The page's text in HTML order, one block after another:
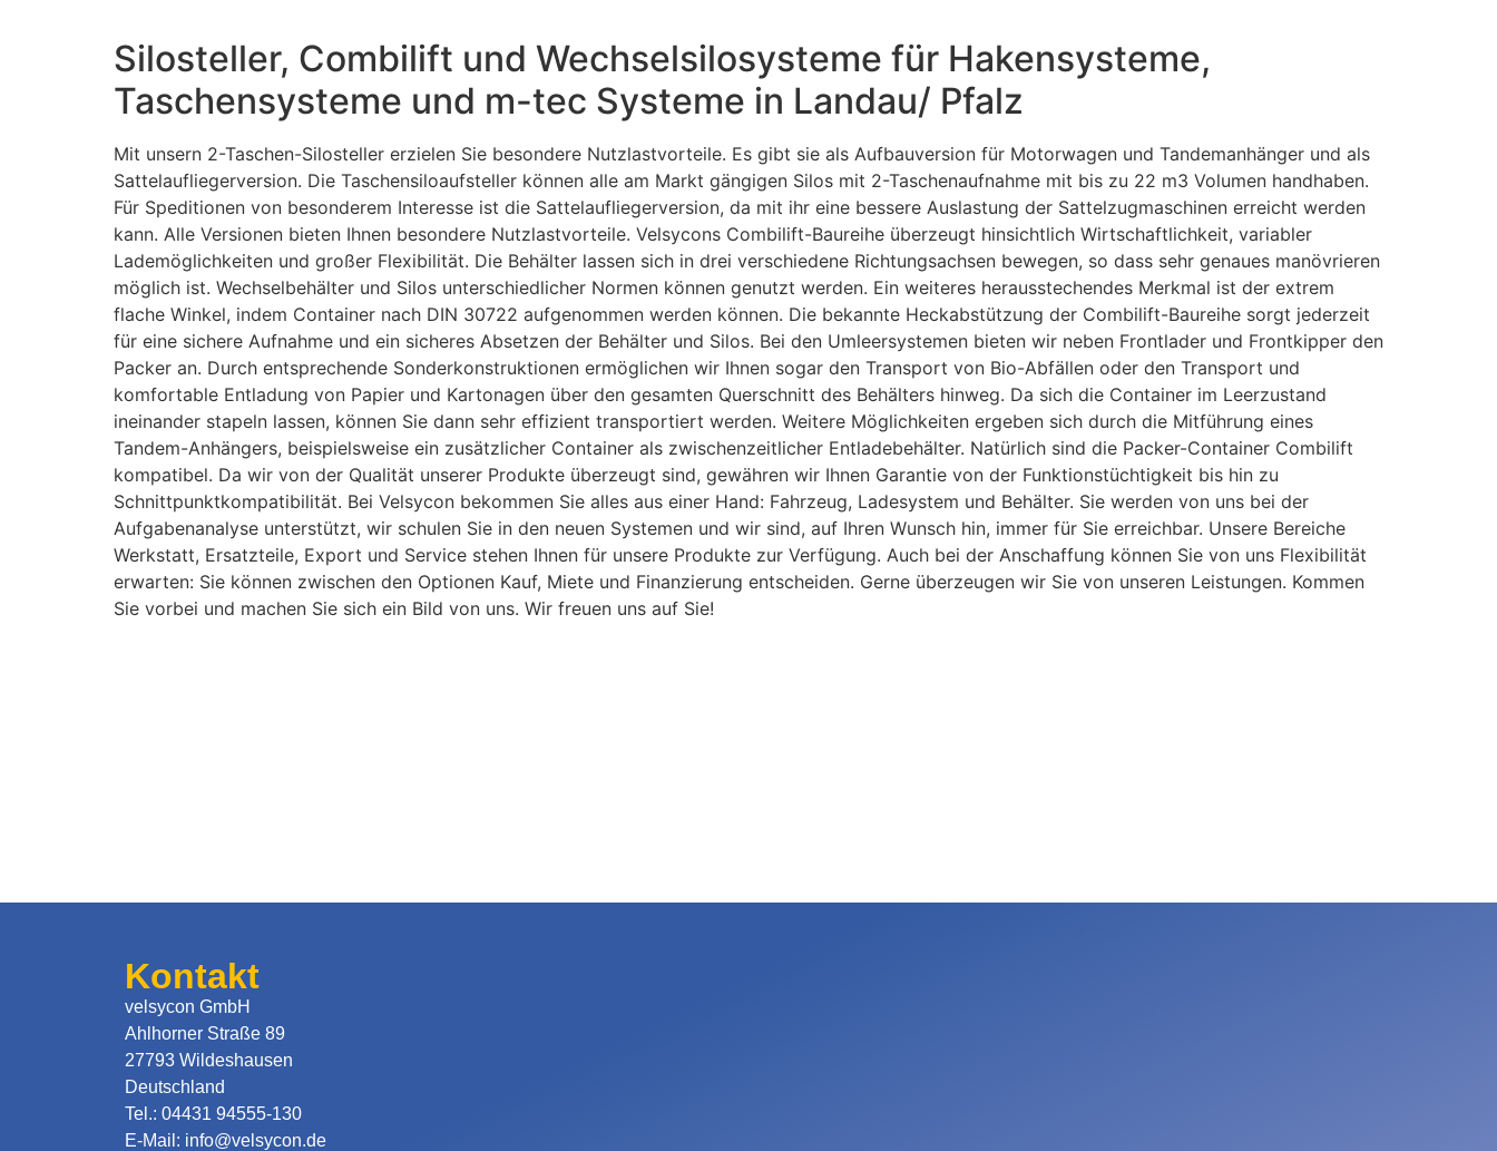
Silosteller, Combilift und Wechselsilosysteme für Hakensysteme,
Taschensysteme und m-tec Systeme in Landau/ Pfalz
Mit unsern 2-Taschen-Silosteller erzielen Sie besondere Nutzlastvorteile. Es gibt sie als Aufbauversion für Motorwagen und Tandemanhänger und als
Sattelaufliegerversion. Die Taschensiloaufsteller können alle am Markt gängigen Silos mit 2-Taschenaufnahme mit bis zu 22 m3 Volumen handhaben.
Für Speditionen von besonderem Interesse ist die Sattelaufliegerversion, da mit ihr eine bessere Auslastung der Sattelzugmaschinen erreicht werden
kann. Alle Versionen bieten Ihnen besondere Nutzlastvorteile. Velsycons Combilift-Baureihe überzeugt hinsichtlich Wirtschaftlichkeit, variabler
Lademöglichkeiten und großer Flexibilität. Die Behälter lassen sich in drei verschiedene Richtungsachsen bewegen, so dass sehr genaues manövrieren
möglich ist. Wechselbehälter und Silos unterschiedlicher Normen können genutzt werden. Ein weiteres herausstechendes Merkmal ist der extrem
flache Winkel, indem Container nach DIN 30722 aufgenommen werden können. Die bekannte Heckabstützung der Combilift-Baureihe sorgt jederzeit
für eine sichere Aufnahme und ein sicheres Absetzen der Behälter und Silos. Bei den Umleersystemen bieten wir neben Frontlader und Frontkipper den
Packer an. Durch entsprechende Sonderkonstruktionen ermöglichen wir Ihnen sogar den Transport von Bio-Abfällen oder den Transport und
komfortable Entladung von Papier und Kartonagen über den gesamten Querschnitt des Behälters hinweg. Da sich die Container im Leerzustand
ineinander stapeln lassen, können Sie dann sehr effizient transportiert werden. Weitere Möglichkeiten ergeben sich durch die Mitführung eines
Tandem-Anhängers, beispielsweise ein zusätzlicher Container als zwischenzeitlicher Entladebehälter. Natürlich sind die Packer-Container Combilift
kompatibel. Da wir von der Qualität unserer Produkte überzeugt sind, gewähren wir Ihnen Garantie von der Funktionstüchtigkeit bis hin zu
Schnittpunktkompatibilität. Bei Velsycon bekommen Sie alles aus einer Hand: Fahrzeug, Ladesystem und Behälter. Sie werden von uns bei der
Aufgabenanalyse unterstützt, wir schulen Sie in den neuen Systemen und wir sind, auf Ihren Wunsch hin, immer für Sie erreichbar. Unsere Bereiche
Werkstatt, Ersatzteile, Export und Service stehen Ihnen für unsere Produkte zur Verfügung. Auch bei der Anschaffung können Sie von uns Flexibilität
erwarten: Sie können zwischen den Optionen Kauf, Miete und Finanzierung entscheiden. Gerne überzeugen wir Sie von unseren Leistungen. Kommen
Sie vorbei und machen Sie sich ein Bild von uns. Wir freuen uns auf Sie!
Kontakt
velsycon GmbH
Ahlhorner Straße 89
27793 Wildeshausen
Deutschland
Tel.: 04431 94555-130
E-Mail: info@velsycon.de